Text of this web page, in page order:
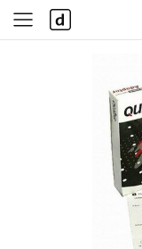
사
이
다
나
와